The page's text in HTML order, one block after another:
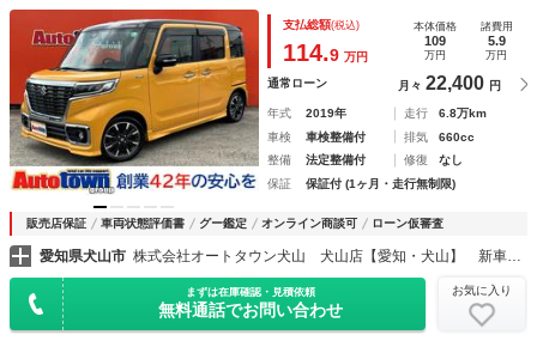
クルーズコントロール レーンアシスト 衝突被害軽減システ
ム オートライト ＬＥＤヘッドランプ スマートキー アイ
ドリングストップ
支払総額(税込)
114.9 万円
本体価格
109
万円
諸費用
5.9
万円
通常ローン 月々 22,400 円
年式 2019年 走行
6.8万km
車検
車検整備付 排気
660cc
整備
法定整備付 修復
なし
保証
保証付 (1ヶ月・走行無制限)
販売店保証 車両状態評価書 グー鑑定 オンライン商談可 ローン仮審査
愛知県犬山市 株式会社オートタウン犬山 犬山店【愛知・犬山】 新車／中古車販売 スズキ・ダイハツ 認証指定工場
まずは在庫確認・見積依頼
無料通話でお問い合わせ
お気に入り